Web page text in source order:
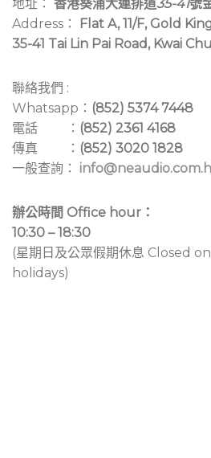
地址： 香港葵涌大連排道35-41號
Address：
Flat A, 11/F, Gold
35-41 Tai Lin Pai Road, Kwai
聯絡我們 :
Whatsapp： (852) 5374 7448
電話 ： (852) 2361 4168
傳真 ： (852) 3020 1828
一般查詢：
辦公時間 Office hour：
10:30 – 18:30
(星期日及公眾假期休息 Closed
holidays)